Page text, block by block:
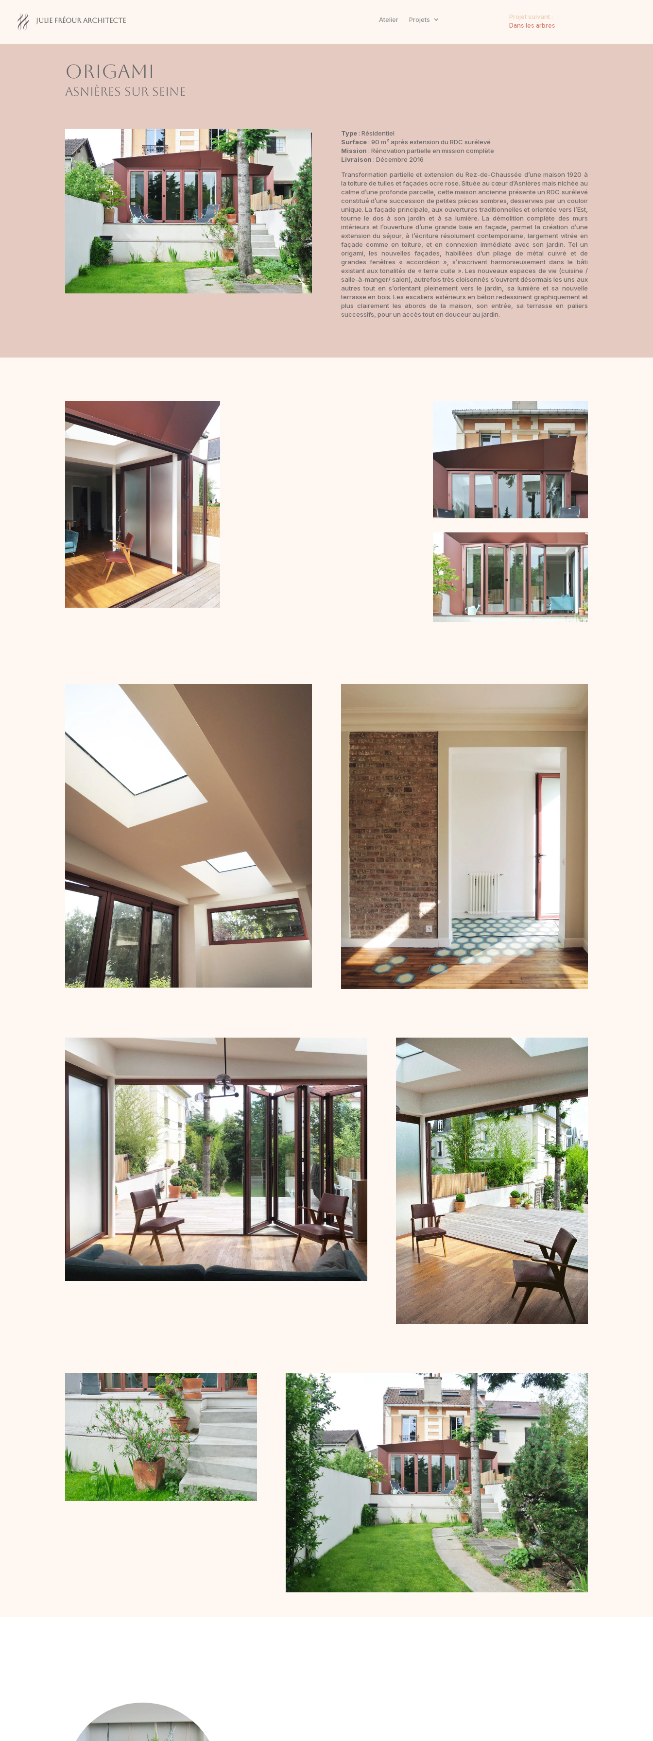
Julie Fréour Architecte Atelier Projets Projet suivant :
Dans les arbres
Origami
Asnières sur Seine
Type: Résidentiel
Surface: 90 m² après extension du RDC surélevé
Mission : Rénovation partielle en mission complète
Livraison : Décembre 2016
Transformation partielle et extension du Rez-de-Chaussée d’une maison 1920 à
la toiture de tuiles et façades ocre rose. Située au cœur d’Asnières mais nichée au
calme d’une profonde parcelle, cette maison ancienne présente un RDC surélevé
constitué d’une succession de petites pièces sombres, desservies par un couloir
unique. La façade principale, aux ouvertures traditionnelles et orientée vers l’Est,
tourne le dos à son jardin et à sa lumière. La démolition complète des murs
intérieurs et l’ouverture d’une grande baie en façade, permet la création d’une
extension du séjour, à l’écriture résolument contemporaine, largement vitrée en
façade comme en toiture, et en connexion immédiate avec son jardin. Tel un
origami, les nouvelles façades, habillées d’un pliage de métal cuivré et de
grandes fenêtres « accordéon », s’inscrivent harmonieusement dans le bâti
existant aux tonalités de « terre cuite ». Les nouveaux espaces de vie (cuisine /
salle-à-manger/ salon), autrefois très cloisonnés s’ouvrent désormais les uns aux
autres tout en s’orientant pleinement vers le jardin, sa lumière et sa nouvelle
terrasse en bois. Les escaliers extérieurs en béton redessinent graphiquement et
plus clairement les abords de la maison, son entrée, sa terrasse en paliers
successifs, pour un accès tout en douceur au jardin.